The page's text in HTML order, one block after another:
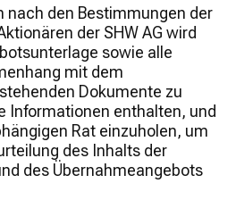
nach den Bestimmungen der
der SHW AG wird
sowie alle
mit dem
Dokumente zu
Informationen enthalten, und
Rat einzuholen, um
des Inhalts der
des Übernahmeangebots